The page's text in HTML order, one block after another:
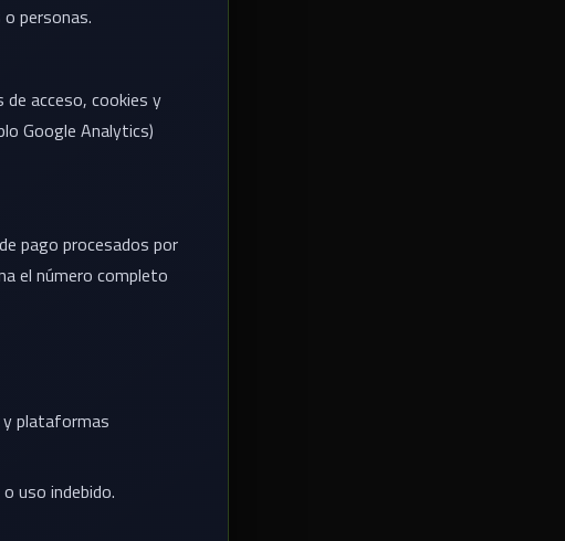
personas.
acceso, cookies y
Google Analytics)
pago procesados por
el número completo
y plataformas
uso indebido.